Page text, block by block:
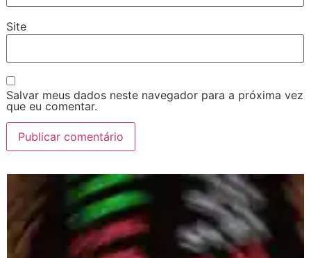
Site
Salvar meus dados neste navegador para a próxima vez
que eu comentar.